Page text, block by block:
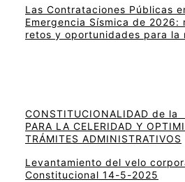
Las Contrataciones Públicas
Emergencia Sísmica de 2026:
retos y oportunidades para la
CONSTITUCIONALIDAD de la
PARA LA CELERIDAD Y
TRÁMITES ADMINISTRATIVOS
Levantamiento del velo
Constitucional 14-5-2025